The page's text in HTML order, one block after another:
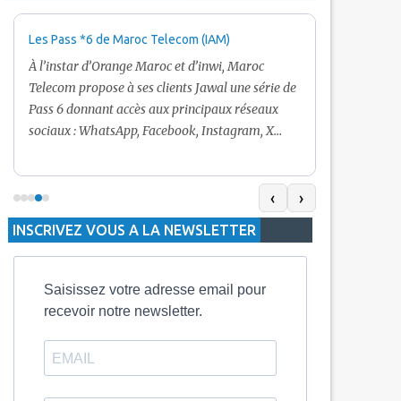
Les Pass *6 de Maroc Telecom (IAM)
À l’instar d’Orange Maroc et d’inwi, Maroc
Telecom propose à ses clients Jawal une série de
Pass 6 donnant accès aux principaux réseaux
sociaux : WhatsApp, Facebook, Instagram, X
5 Dh inclut 100 Mo, le Pass 10 Dh offre 400 Mo,
tandis que les formules à 20 Dh et 30 Dh
proposent respectivement 1 Go et 2 Go. Les
durées de validité sont de 3 jours pour
‹ ›
INSCRIVEZ VOUS A LA NEWSLETTER
Saisissez votre adresse email pour
recevoir notre newsletter.